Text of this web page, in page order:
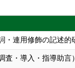
・連用修飾の記述的
・導入・指導助